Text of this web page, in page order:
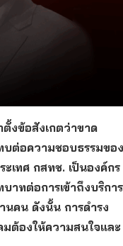
งข้อสังเกตว่าขาด
บต่อความชอบธรรมของ
เทศ กสทช. เป็นองค์กร
าทต่อการเข้าถึงบริการ
นคน ดังนั้น การดำรง
ต้องให้ความสนใจและ